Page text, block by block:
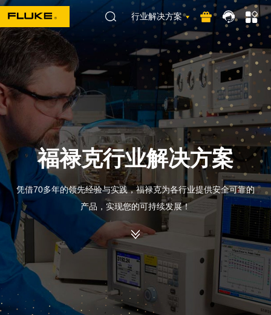
行业解决方案
福禄克行业解决方案
凭借70多年的领先经验与实践，福禄克为各行业提供安全可靠的
产品，实现您的可持续发展！